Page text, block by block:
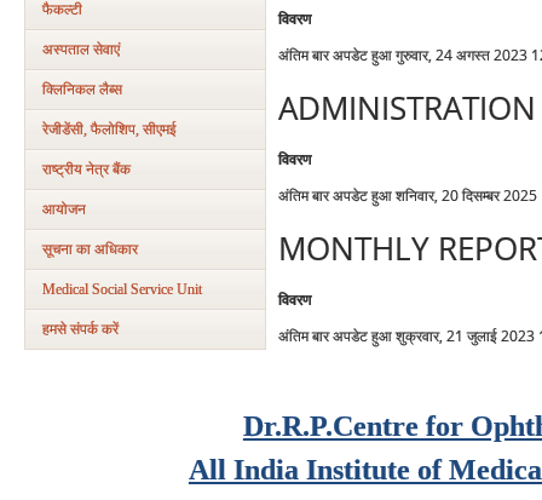
फैकल्टी
अस्पताल सेवाएं
क्लिनिकल लैब्स
रेजीडेंसी, फैलोशिप, सीएमई
राष्ट्रीय नेत्र बैंक
आयोजन
सूचना का अधिकार
Medical Social Service Unit
हमसे संपर्क करें
Dr.R.P.Centre for
All India Institute of
विवरण
अंतिम बार अपडेट हुआ गुरुवार, 24 अगस्त 2023
ADMINISTRATION
विवरण
अंतिम बार अपडेट हुआ शनिवार, 20 दिसम्बर
MONTHLY
विवरण
अंतिम बार अपडेट हुआ शुक्रवार, 21 जुलाई 2023